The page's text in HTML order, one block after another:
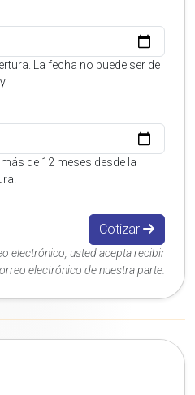
La fecha no puede ser de
de 12 meses desde la
Cotizar
electrónico, usted acepta recibir
electrónico de nuestra parte.